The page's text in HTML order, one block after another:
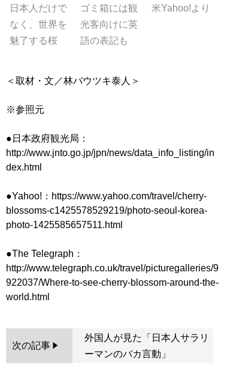
日本人だけで
なく、世界を
魅了する桜
ゴミ箱には観
光客向けに英
語の表記も
米Yahoo!より
＜取材・文／林バウツキ泰人＞
※参照元
●日本政府観光局：
http://www.jnto.go.jp/jpn/news/data_info_listing/in
dex.html
●Yahoo!：https://www.yahoo.com/travel/cherry-
blossoms-c1425578529219/photo-seoul-korea-
photo-1425585657511.html
●The Telegraph：
http://www.telegraph.co.uk/travel/picturegalleries/9
922037/Where-to-see-cherry-blossom-around-the-
次の記事
外国人が見た「日本人サラリ
ーマンのバカ言動」